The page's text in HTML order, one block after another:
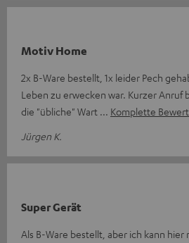
Motiv Home
2x B-Ware bestellt, 1x leider Pech
Leben zu erwecken war. Kurzer Anruf
die "übliche" Wart
Komplette
Jürgen K.
Super Gerät
Als B-Ware bestellt, aber ich kann